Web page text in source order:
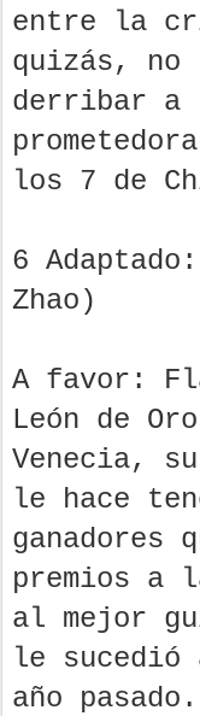
entre la
quizás, no
derribar a
los 7 de
6
Zhao)
A favor:
León de
Venecia,
le hace
ganadores
premios a
al mejor
le
año